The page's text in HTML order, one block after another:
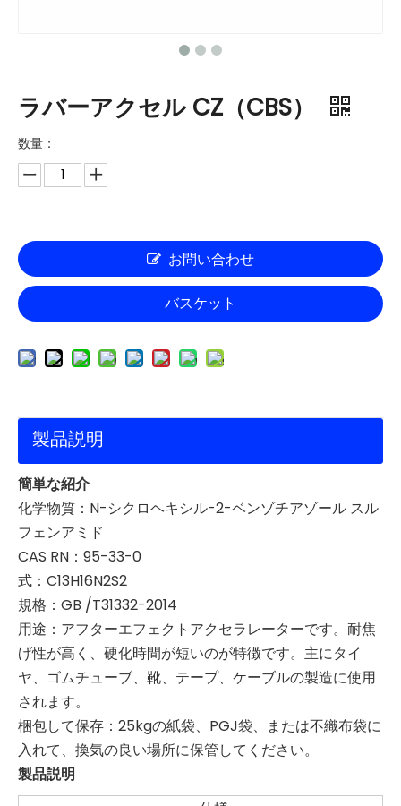
ラバーアクセル CZ（CBS）
数量：
お問い合わせ
バスケット
製品説明
簡単な紹介
化学物質：N-シクロヘキシル-2-ベンゾチアゾール スル
フェンアミド
CAS RN：95-33-0
式：C13H16N2S2
規格：GB /T31332-2014
用途：アフターエフェクトアクセラレーターです。耐焦
げ性が高く、硬化時間が短いのが特徴です。主にタイ
ヤ、ゴムチューブ、靴、テープ、ケーブルの製造に使用
されます。
梱包して保存：25kgの紙袋、PGJ袋、または不織布袋に
入れて、換気の良い場所に保管してください。
製品説明